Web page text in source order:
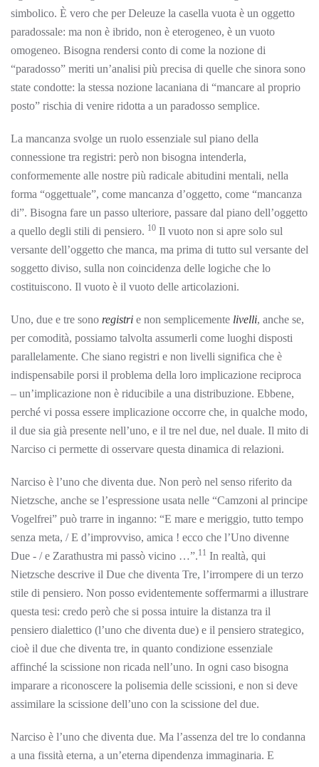
simbolico. È vero che per Deleuze la casella vuota è un oggetto
paradossale: ma non è ibrido, non è eterogeneo, è un vuoto
omogeneo. Bisogna rendersi conto di come la nozione di
“paradosso” meriti un’analisi più precisa di quelle che sinora sono
state condotte: la stessa nozione lacaniana di “mancare al proprio
posto” rischia di venire ridotta a un paradosso semplice.
La mancanza svolge un ruolo essenziale sul piano della
connessione tra registri: però non bisogna intenderla,
conformemente alle nostre più radicale abitudini mentali, nella
forma “oggettuale”, come mancanza d’oggetto, come “mancanza
di”. Bisogna fare un passo ulteriore, passare dal piano dell’oggetto
a quello degli stili di pensiero. 10 Il vuoto non si apre solo sul
versante dell’oggetto che manca, ma prima di tutto sul versante del
soggetto diviso, sulla non coincidenza delle logiche che lo
costituiscono. Il vuoto è il vuoto delle articolazioni.
Uno, due e tre sono registri e non semplicemente livelli, anche se,
per comodità, possiamo talvolta assumerli come luoghi disposti
parallelamente. Che siano registri e non livelli significa che è
indispensabile porsi il problema della loro implicazione reciproca
– un’implicazione non è riducibile a una distribuzione. Ebbene,
perché vi possa essere implicazione occorre che, in qualche modo,
il due sia già presente nell’uno, e il tre nel due, nel duale. Il mito di
Narciso ci permette di osservare questa dinamica di relazioni.
Narciso è l’uno che diventa due. Non però nel senso riferito da
Nietzsche, anche se l’espressione usata nelle “Camzoni al principe
Vogelfrei” può trarre in inganno: “E mare e meriggio, tutto tempo
senza meta, / E d’improvviso, amica ! ecco che l’Uno divenne
Due - / e Zarathustra mi passò vicino …”.11 In realtà, qui
Nietzsche descrive il Due che diventa Tre, l’irrompere di un terzo
stile di pensiero. Non posso evidentemente soffermarmi a illustrare
questa tesi: credo però che si possa intuire la distanza tra il
pensiero dialettico (l’uno che diventa due) e il pensiero strategico,
cioè il due che diventa tre, in quanto condizione essenziale
affinché la scissione non ricada nell’uno. In ogni caso bisogna
imparare a riconoscere la polisemia delle scissioni, e non si deve
assimilare la scissione dell’uno con la scissione del due.
Narciso è l’uno che diventa due. Ma l’assenza del tre lo condanna
a una fissità eterna, a un’eterna dipendenza immaginaria. E